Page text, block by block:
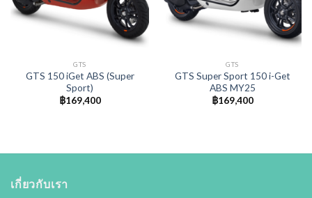
GTS
GTS 150 iGet ABS (Super
Sport)
฿169,400
GTS
GTS Super Sport 150 i-Get
ABS MY25
฿169,400
เกี่ยวกับเรา